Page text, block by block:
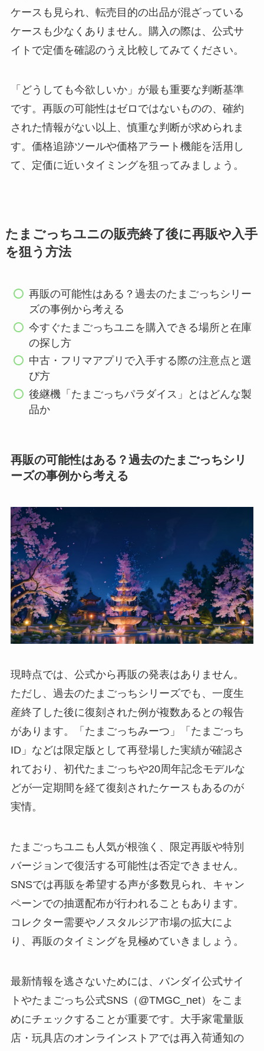
ケースも見られ、転売目的の出品が混ざっている
ケースも少なくありません。購入の際は、公式サ
イトで定価を確認のうえ比較してみてください。
「どうしても今欲しいか」が最も重要な判断基準
です。再販の可能性はゼロではないものの、確約
された情報がない以上、慎重な判断が求められま
す。価格追跡ツールや価格アラート機能を活用し
て、定価に近いタイミングを狙ってみましょう。
たまごっちユニの販売終了後に再販や入手
を狙う方法
再販の可能性はある？過去のたまごっちシリー
ズの事例から考える
今すぐたまごっちユニを購入できる場所と在庫
の探し方
中古・フリマアプリで入手する際の注意点と選
び方
後継機「たまごっちパラダイス」とはどんな製
品か
再販の可能性はある？過去のたまごっちシリ
ーズの事例から考える
現時点では、公式から再販の発表はありません。
ただし、過去のたまごっちシリーズでも、一度生
産終了した後に復刻された例が複数あるとの報告
があります。「たまごっちみーつ」「たまごっち
ID」などは限定版として再登場した実績が確認さ
れており、初代たまごっちや20周年記念モデルな
どが一定期間を経て復刻されたケースもあるのが
実情。
たまごっちユニも人気が根強く、限定再販や特別
バージョンで復活する可能性は否定できません。
SNSでは再販を希望する声が多数見られ、キャン
ペーンでの抽選配布が行われることもあります。
コレクター需要やノスタルジア市場の拡大によ
り、再販のタイミングを見極めていきましょう。
最新情報を逃さないためには、バンダイ公式サイ
トやたまごっち公式SNS（@TMGC_net）をこま
めにチェックすることが重要です。大手家電量販
店・玩具店のオンラインストアでは再入荷通知の